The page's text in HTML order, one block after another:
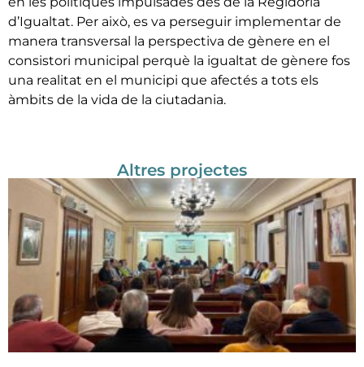
d’Igualtat. Per això, es va perseguir implementar de
manera transversal la perspectiva de gènere en el
consistori municipal perquè la igualtat de gènere fos
una realitat en el municipi que afectés a tots els
àmbits de la vida de la ciutadania.
Altres projectes